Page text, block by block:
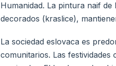
Humanidad. La pintura naif
decorados (kraslice),
La sociedad eslovaca es
comunitarios. Las